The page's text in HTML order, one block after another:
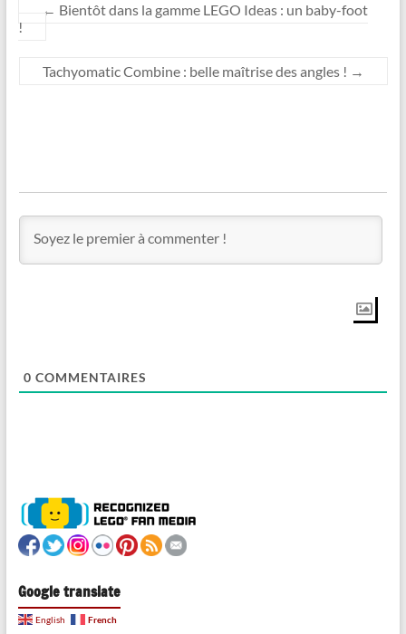
← Bientôt dans la gamme LEGO Ideas : un baby-foot
!
Tachyomatic Combine : belle maîtrise des angles ! →
0 COMMENTAIRES
Google translate
English French